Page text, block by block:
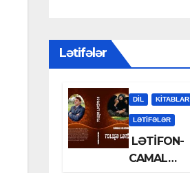
Lətifələr
DİL KİTABLAR
LƏTIFƏLƏR
LƏTİFON-
CAMAL